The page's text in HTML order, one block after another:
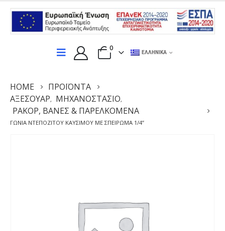
0
ΕΛΛΗΝΙΚΆ
HOME
ΠΡΟΪΌΝΤΑ
ΑΞΕΣΟΥΆΡ, ΜΗΧΑΝΟΣΤΆΣΙΟ,
ΡΑΚΟΡ, ΒΑΝΕΣ & ΠΑΡΕΛΚΟΜΕΝΑ
ΓΩΝΊΑ ΝΤΕΠΌΖΙΤΟΥ ΚΑΥΣΊΜΟΥ ΜΕ ΣΠΕΊΡΩΜΑ 1/4”